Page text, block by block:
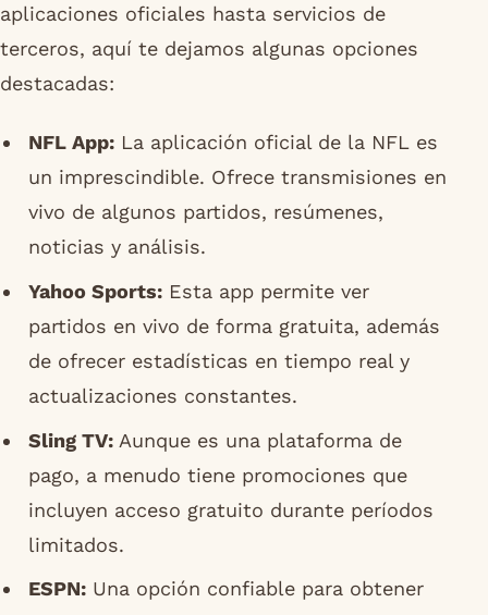
aplicaciones oficiales hasta servicios de
terceros, aquí te dejamos algunas opciones
destacadas:
NFL App:La aplicación oficial de la NFL es
un imprescindible. Ofrece transmisiones en
vivo de algunos partidos, resúmenes,
noticias y análisis.
Yahoo Sports:Esta app permite ver
partidos en vivo de forma gratuita, además
de ofrecer estadísticas en tiempo real y
actualizaciones constantes.
Sling TV:Aunque es una plataforma de
pago, a menudo tiene promociones que
incluyen acceso gratuito durante períodos
limitados.
ESPN:Una opción confiable para obtener